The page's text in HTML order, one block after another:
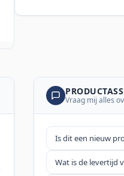
Vraag mij alles
Is dit een nieuw
Wat is de levertijd